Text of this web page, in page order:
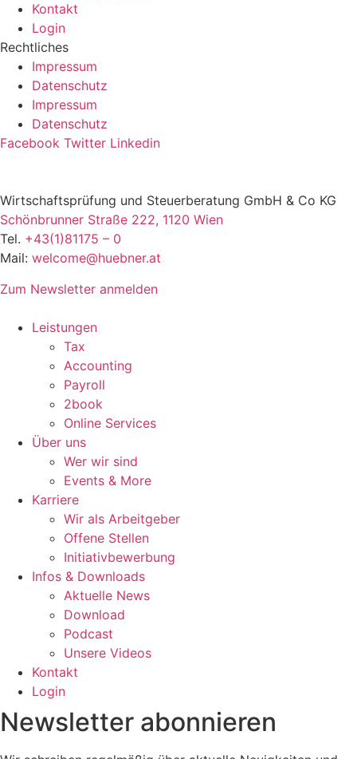
Kontakt
Login
Rechtliches
Impressum
Datenschutz
Impressum
Datenschutz
Facebook Twitter Linkedin
Wirtschaftsprüfung und Steuerberatung GmbH & Co KG
Schönbrunner Straße 222, 1120 Wien
Tel. +43(1)81175 – 0
Mail: welcome@huebner.at
Zum Newsletter anmelden
Leistungen
Tax
Accounting
Payroll
2book
Online Services
Über uns
Wer wir sind
Events & More
Karriere
Wir als Arbeitgeber
Offene Stellen
Initiativbewerbung
Infos & Downloads
Aktuelle News
Download
Podcast
Unsere Videos
Kontakt
Login
Newsletter abonnieren